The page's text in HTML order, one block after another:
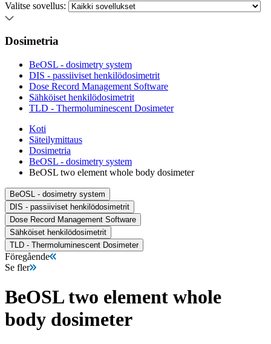
Valitse sovellus:
Dosimetria
BeOSL - dosimetry system
DIS - passiiviset henkilödosimetrit
Dose Record Management Software
Sähköiset henkilödosimetrit
TLD - Thermoluminescent Dosimeter
Koti
Säteilymittaus
Dosimetria
BeOSL - dosimetry system
BeOSL two element whole body dosimeter
BeOSL - dosimetry system
DIS - passiiviset henkilödosimetrit
Dose Record Management Software
Sähköiset henkilödosimetrit
TLD - Thermoluminescent Dosimeter
Föregående
Se fler
BeOSL two element whole
body dosimeter